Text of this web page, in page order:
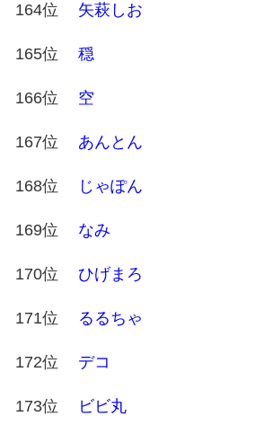
164位 矢萩しお
165位 穏
166位 空
167位 あんとん
168位 じゃぽん
169位 なみ
170位 ひげまろ
171位 るるちゃ
172位 デコ
173位 ビビ丸